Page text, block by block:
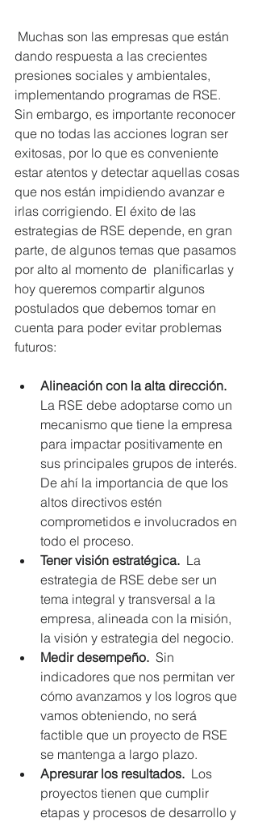
dando respuesta a las crecientes
presiones sociales y ambientales,
implementando programas de RSE.
Sin embargo, es importante reconocer
que no todas las acciones logran ser
exitosas, por lo que es conveniente
estar atentos y detectar aquellas cosas
que nos están impidiendo avanzar e
irlas corrigiendo. El éxito de las
estrategias de RSE depende, en gran
parte, de algunos temas que pasamos
por alto al momento de  planificarlas y
hoy queremos compartir algunos
postulados que debemos tomar en
cuenta para poder evitar problemas
futuros:
Alineación con la alta dirección.
La RSE debe adoptarse como un
mecanismo que tiene la empresa
para impactar positivamente en
sus principales grupos de interés.
De ahí la importancia de que los
altos directivos estén
comprometidos e involucrados en
todo el proceso.
Tener visión estratégica.
  La
estrategia de RSE debe ser un
tema integral y transversal a la
empresa, alineada con la misión,
la visión y estrategia del negocio.
Medir desempeño. Sin
indicadores que nos permitan ver
cómo avanzamos y los logros que
vamos obteniendo, no será
factible que un proyecto de RSE
se mantenga a largo plazo.
Apresurar los resultados.
  Los
proyectos tienen que cumplir
etapas y procesos de desarrollo y